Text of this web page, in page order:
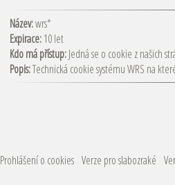
Název:wrs*
Expirace:10 let
Kdo má přístup:Jedná se o cookie z našich
Popis:Technická cookie systému WRS na
Prohlášení o cookies Verze pro slabozraké